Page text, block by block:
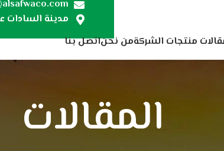
مدينة السادات
منتجات الشركةمن نحناتصل بنا
المقالات